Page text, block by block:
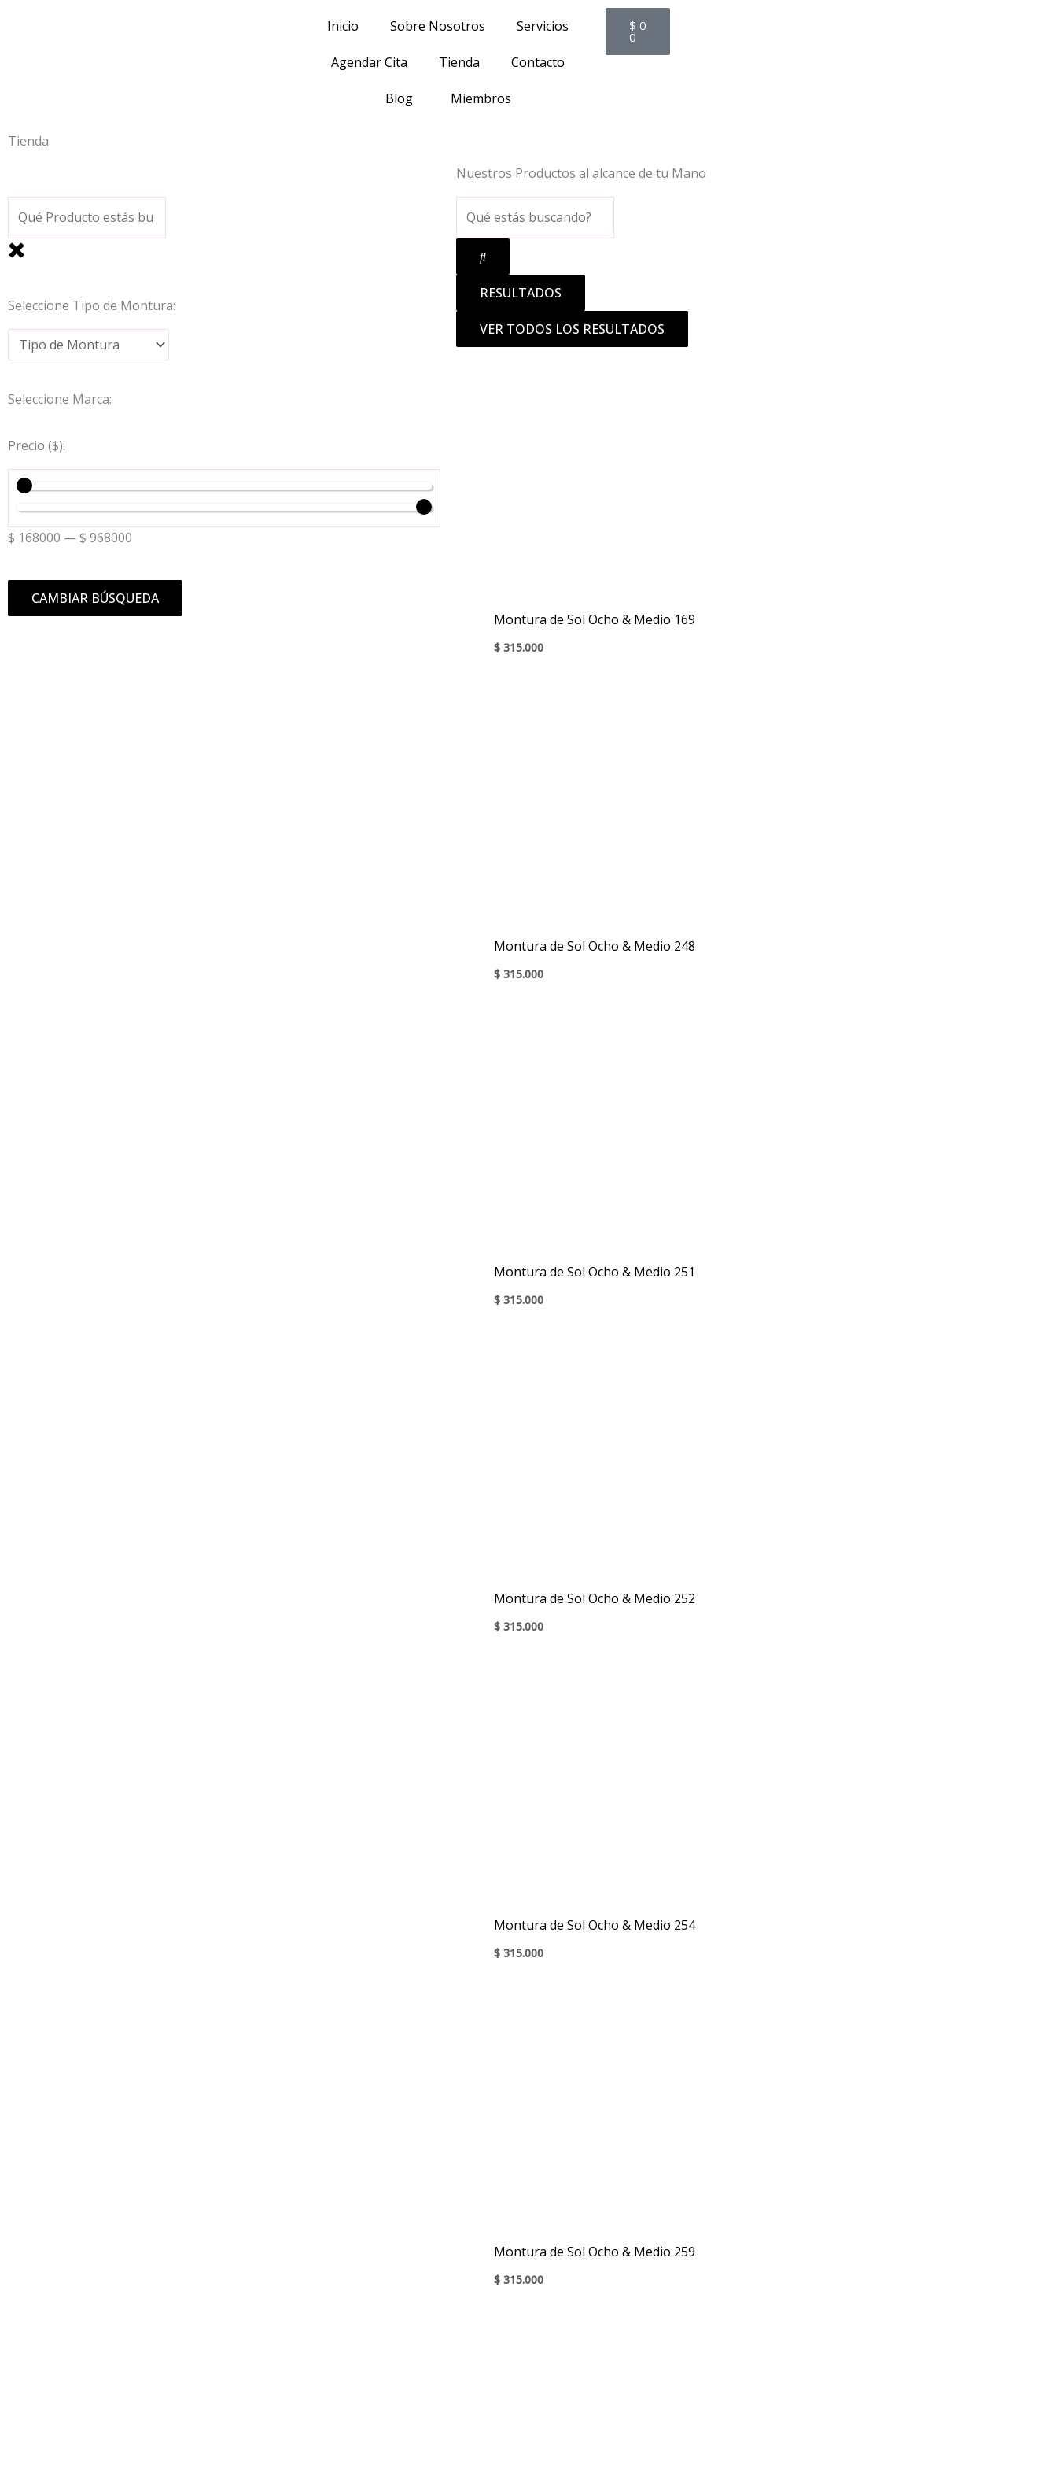
Inicio Sobre Nosotros Servicios
Agendar Cita Tienda Contacto
Blog Miembros
$ 0
0
Cart
Tienda
Nuestros Productos al alcance de tu Mano
Seleccione Tipo de Montura:
Seleccione Marca:
Precio ($):
$ 168000 —$ 968000
CAMBIAR BÚSQUEDA
RESULTADOS
VER TODOS LOS RESULTADOS
Montura de Sol Ocho & Medio 169
$ 315.000
Montura de Sol Ocho & Medio 248
$ 315.000
Montura de Sol Ocho & Medio 251
$ 315.000
Montura de Sol Ocho & Medio 252
$ 315.000
Montura de Sol Ocho & Medio 254
$ 315.000
Montura de Sol Ocho & Medio 259
$ 315.000